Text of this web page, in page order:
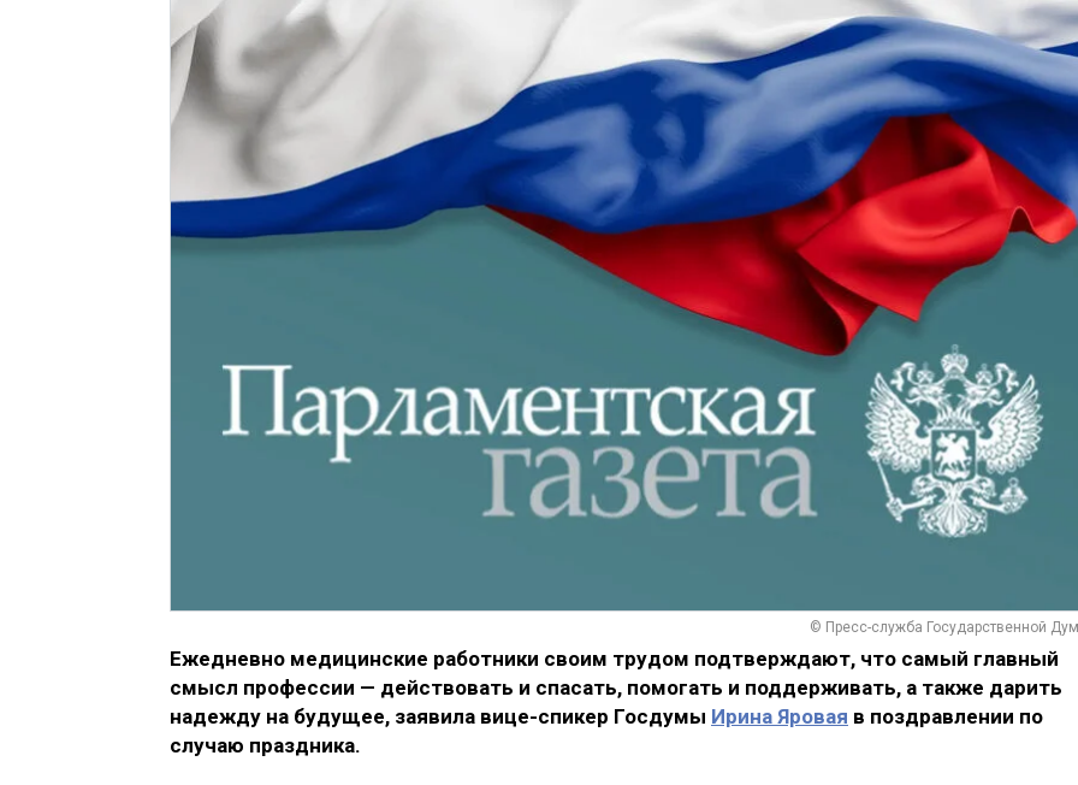
© Пресс-служба Государственной
Ежедневно медицинские работники своим трудом подтверждают, что самый главный
смысл профессии — действовать и спасать, помогать и поддерживать, а также дарить
надежду на будущее, заявила вице-спикер Госдумы Ирина Яровая в поздравлении по
случаю праздника.